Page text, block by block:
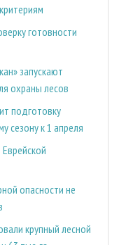
готовности
запускают
охраны лесов
подготовку
сезону к 1 апреля
опасности не
крупный лесной